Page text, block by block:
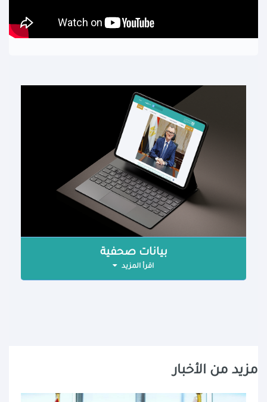
بيانات صحفية
اقرأ المزيد
مزيد من الأخبار